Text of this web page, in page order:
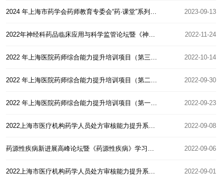
2024 年上海市药学会药师教育专委会“药·课堂”系列培训班素材征集通知 2023-09-13
2022年神经科药品临床应用与科学监管论坛暨《神经科药物治疗管理和临床研究学习班》顺利举办 2022-11-24
2022 年上海医院药师综合能力提升培训项目（第三期）通知 2022-10-14
2022 年上海医院药师综合能力提升培训项目（第二期）通知 2022-09-30
2022 年上海医院药师综合能力提升培训项目（第一期）通知 2022-09-23
2022上海市医疗机构药学人员处方审核能力提升系列培训班（第八期）通知 2022-09-08
药源性疾病新进展高峰论坛暨《药源性疾病》学习班成功举办 2022-09-06
2022上海市医疗机构药学人员处方审核能力提升系列培训班（第七期）通知 2022-09-01